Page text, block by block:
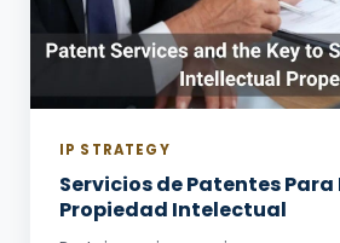
IP STRATEGY
Servicios de Patentes Para
Propiedad Intelectual